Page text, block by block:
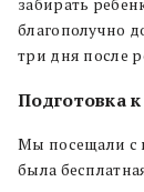
забирать
благополучно
три дня после
Подготовка
Мы посещали с
была